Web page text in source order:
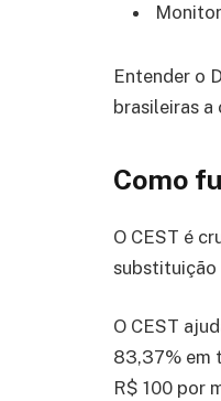
Entender o
brasileiras
Como
O CEST é
substituição
O CEST
83,37% em
R$ 100 por